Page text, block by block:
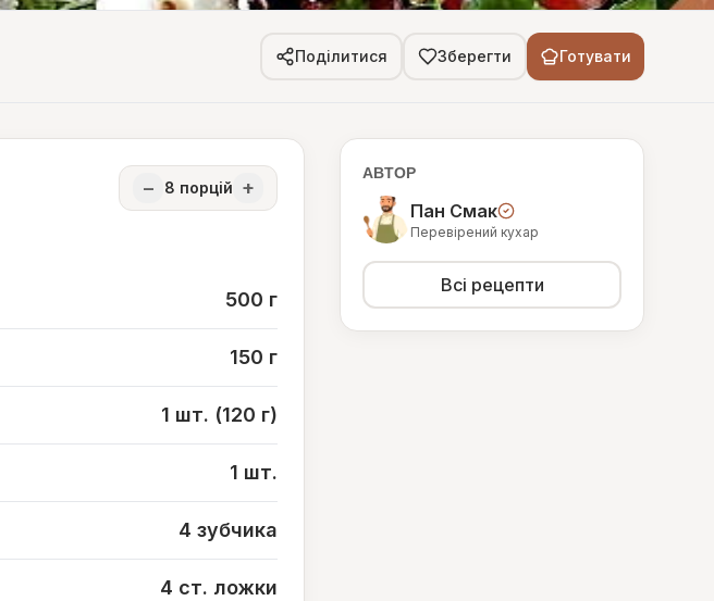
Поділитися Зберегти Готувати
− 8 порцій +
500 г
150 г
1 шт. (120 г)
1 шт.
4 зубчика
4 ст. ложки
АВТОР
Пан Смак
Перевірений кухар
Всі рецепти